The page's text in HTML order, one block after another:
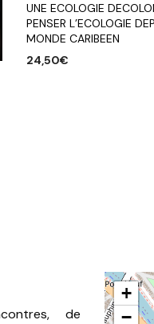
UNE ECOLOGIE
PENSER L’ECOLOGIE
MONDE CARIBEEN
24,50€
de
+
−